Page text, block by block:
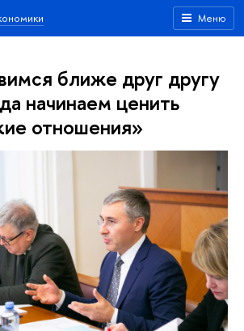
Меню
ближе друг другу
начинаем ценить
отношения»